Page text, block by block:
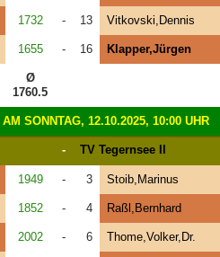
1732 - 13 Vitkovski,Dennis
1655 - 16 Klapper,Jürgen
Ø
1760.5
SONNTAG, 12.10.2025, 10:00 UHR
- TV Tegernsee II
1949 - 3 Stoib,Marinus
1852 - 4 Raßl,Bernhard
2002 - 6 Thome,Volker,Dr.